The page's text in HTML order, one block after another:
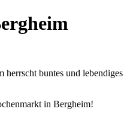
buntes und lebendiges
in Bergheim!